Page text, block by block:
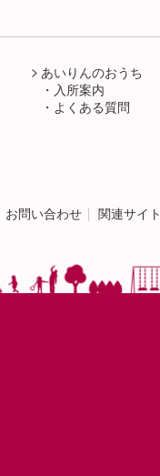
あいりんのおうち
入所案内
よくある質問
お問い合わせ 関連サイト